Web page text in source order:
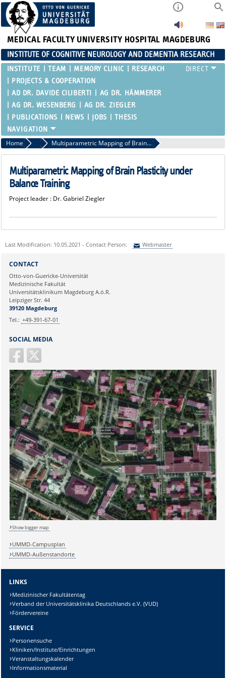
MEDICAL FACULTY UNIVERSITY HOSPITAL MAGDEBURG
INSTITUTE OF COGNITIVE NEUROLOGY AND DEMENTIA RESEARCH
INSTITUTE TEAM MEMORY CLINIC
RESEARCH
PROJECTS & COOPERATION
AD DR. DAVIDE CILIBERTI
AG DR. HÄMMERER
AG DR. WESENBERG
AG DR. ZIEGLER
PUBLICATIONS
NEWS JOBS THESIS
Home Projects Multiparametric Mapping of Brain Plasticity under Balance Training
Multiparametric Mapping of Brain Plasticity under
Balance Training
Project leader : Dr. Gabriel Ziegler
Last Modification: 10.05.2021 - Contact Person: Webmaster
Ihre E-Mailadresse:
Ihr Anliegen:
Sicherheitsabfrage:
Lösung:
SOCIAL MEDIA
CONTACT
Otto-von-Guericke-Universität
Medizinische Fakultät
Universitätsklinikum Magdeburg A.ö.R.
Leipziger Str. 44
39120 Magdeburg
Tel.: +49-391-67-01
Show bigger map
UMMD-Campusplan
UMMD-Außenstandorte
LINKS
Medizinischer Fakultätentag
Verband der Universitätsklinika Deutschlands e.V. (VUD)
Fördervereine
SERVICE
Personensuche
Kliniken/Institute/Einrichtungen
Veranstaltungskalender
Informationsmaterial